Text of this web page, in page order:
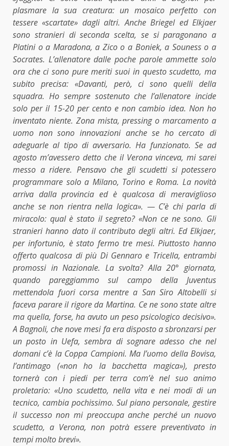
plasmare la sua creatura: un mosaico perfetto con
tessere «scartate» dagli altri. Anche Briegel ed Elkjaer
sono stranieri di seconda scelta, se si paragonano a
Platini o a Maradona, a Zico o a Boniek, a Souness o a
Socrates. L’allenatore dalle poche parole ammette solo
ora che ci sono pure meriti suoi in questo scudetto, ma
subito precisa: «Davanti, però, ci sono quelli della
squadra. Ho sempre sostenuto che l’allenatore incide
solo per il 15-20 per cento e non cambio idea. Non ho
inventato niente. Zona mista, pressing o marcamento a
uomo non sono innovazioni anche se ho cercato di
adeguarle al tipo di avversario. Ha funzionato. Se ad
agosto m’avessero detto che il Verona vinceva, mi sarei
messo a ridere. Pensavo che gli scudetti si potessero
programmare solo a Milano, Torino e Roma. La novità
arriva dalla provincia ed è qualcosa di meraviglioso
anche se non rientra nella logica». — C’è chi parla di
miracolo: qual è stato il segreto? «Non ce ne sono. Gli
stranieri hanno dato il contributo degli altri. Ed Elkjaer,
per infortunio, è stato fermo tre mesi. Piuttosto hanno
offerto qualcosa di più Di Gennaro e Tricella, entrambi
promossi in Nazionale. La svolta? Alla 20° giornata,
quando pareggiammo sul campo della Juventus
mettendola fuori corsa mentre a San Siro Altobelli si
faceva parare il rigore da Martina. Ce ne sono state altre
ma quella, forse, ha avuto un peso psicologico decisivo».
A Bagnoli, che nove mesi fa era disposto a sbronzarsi per
un posto in Uefa, sembra di sognare adesso che nel
domani c’è la Coppa Campioni. Ma l’uomo della Bovisa,
l’antimago («non ho la bacchetta magica»), presto
tornerà con i piedi per terra com’è nel suo animo
proletario: «Uno scudetto, nella vita e nei modi di un
tecnico, cambia pochissimo. Sul piano personale, gestire
il successo non mi preoccupa anche perché un nuovo
scudetto, a Verona, non potrà essere preventivato in
tempi molto brevi».